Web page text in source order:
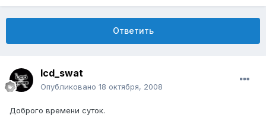
Ответить
lcd_swat
Опубликовано 18 октября, 2008
Доброго времени суток.